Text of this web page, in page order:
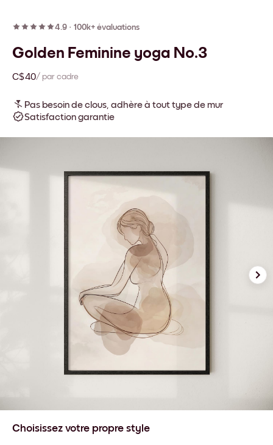
4.9 · 100k+ évaluations
Golden Feminine yoga No.3
C$40/ par cadre
Pas besoin de clous, adhère à tout type de mur
Satisfaction garantie
Choisissez votre propre style